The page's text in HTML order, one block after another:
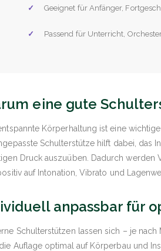
Geeignet für Anfänger,
Passend für Unterricht,
eine gute
Körperhaltung ist eine
Schulterstütze hilft dabei, das
Druck auszuüben. Dadurch
auf Intonation, Vibrato und
anpassbar für
Schulterstützen lassen sich – je
Auflage optimal auf Körperbau und